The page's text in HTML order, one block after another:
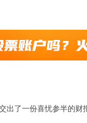
出了一份喜忧参半的财